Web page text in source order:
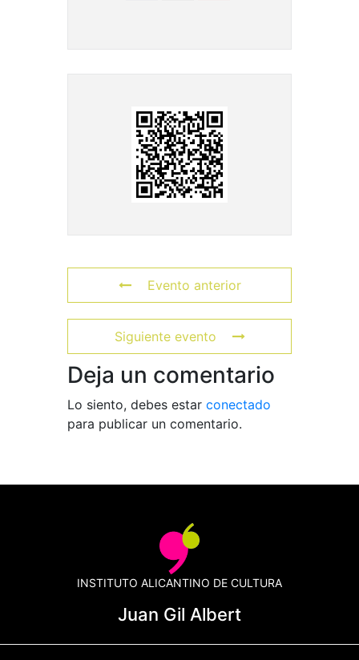
Evento anterior
Siguiente evento
Deja un comentario
Lo siento, debes estar conectado
para publicar un comentario.
INSTITUTO ALICANTINO DE CULTURA
Juan Gil Albert